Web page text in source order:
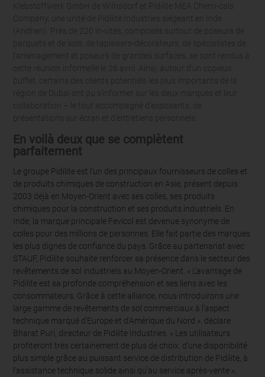
Klebstoffwerk GmbH de Wilnsdorf et Pidilite MEA Chemi-cals
Company, une unité de Pidilite Industries siégeant en Inde
(Andheri). Près de 220 in-vités, composés surtout de poseurs de
parquets et de sols, de tapissiers-décorateurs, de spécialistes de
l’aménagement et poseurs de grandes surfaces, se sont rendus à
cette réunion informelle le 26 avril. Ainsi, autour d’un copieux
buffet, certains des clients potentiels les plus importants de la
région de Dubaï ont pu s’informer sur les deux marques et leur
collaboration – le tout accompagné d’exposants, de
présentations sur écran et d’entretiens personnels.
En voilà deux que se complètent
parfaitement
Le groupe Pidilite est l’un des principaux fournisseurs de colles et
de produits chimiques de construction en Asie, présent depuis
2003 déjà en Moyen-Orient avec ses colles, ses produits
chimiques pour la construction et ses produits industriels. En
Inde, la marque principale Fevicol est devenue synonyme de
colles pour des millions de personnes. Elle fait partie des marques
les plus dignes de confiance du pays. Grâce au partenariat avec
STAUF, Pidilite souhaite renforcer sa présence dans le secteur des
revêtements de sol industriels au Moyen-Orient. « L’avantage de
Pidilite est sa profonde compréhension et ses liens avec les
consommateurs. Grâce à cette alliance, nous introduirons une
large gamme de revêtements de sol commerciaux à l’aspect
technique marqué d’Europe et d’Amérique du Nord ». déclare
Bharat Puri, directeur de Pidilite Industries. « Les utilisateurs
profiteront très certainement de plus de choix, d’une disponibilité
plus simple grâce au puissant service de distribution de Pidilite, à
l’assistance technique solide ainsi qu'au service après-vente »,